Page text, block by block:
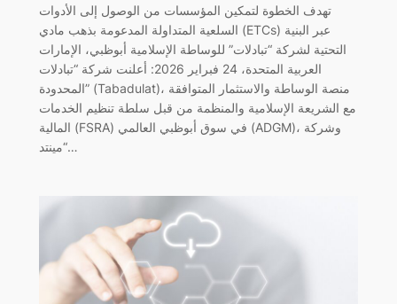
تهدف الخطوة لتمكين المؤسسات من الوصول إلى الأدوات
السلعية المتداولة المدعومة بذهب مادي (ETCs) عبر البنية
التحتية لشركة “تبادلات” للوساطة الإسلامية أبوظبي، الإمارات
العربية المتحدة، 24 فبراير 2026: أعلنت شركة “تبادلات
المحدودة” (Tabadulat)، منصة الوساطة والاستثمار المتوافقة
مع الشريعة الإسلامية والمنظمة من قبل سلطة تنظيم الخدمات
المالية (FSRA) في سوق أبوظبي العالمي (ADGM)، وشركة
“مينتد…